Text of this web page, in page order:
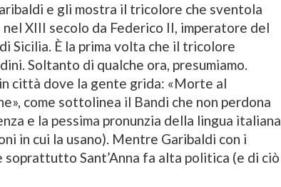
e gli mostra il tricolore che sventola
XIII secolo da Federico II, imperatore del
Sicilia. È la prima volta che il tricolore
Soltanto di qualche ora, presumiamo.
città dove la gente grida: «Morte al
come sottolinea il Bandi che non perdona
e la pessima pronunzia della lingua italiana
in cui la usano). Mentre Garibaldi con i
Sant’Anna fa alta politica (e di ciò